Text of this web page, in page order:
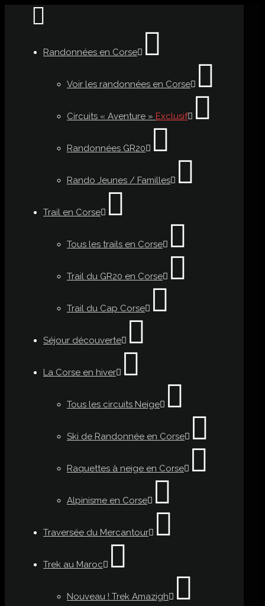
Randonnées en Corse
Voir les randonnées en Corse
Circuits « Aventure » Exclusif
Randonnées GR20
Rando Jeunes / Familles
Trail en Corse
Tous les trails en Corse
Trail du GR20 en Corse
Trail du Cap Corse
Séjour découverte
La Corse en hiver
Tous les circuits Neige
Ski de Randonnée en Corse
Raquettes à neige en Corse
Alpinisme en Corse
Traversée du Mercantour
Trek au Maroc
Nouveau ! Trek Amazigh